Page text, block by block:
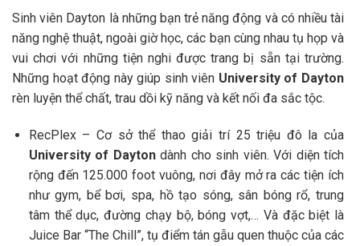
Sinh viên Dayton là những bạn trẻ năng động và có nhiều tài
năng nghệ thuật, ngoài giờ học, các bạn cùng nhau tụ họp và
vui chơi với những tiện nghi được trang bị sẵn tại trường.
Những hoạt động này giúp sinh viên University of Dayton
rèn luyện thể chất, trau dồi kỹ năng và kết nối đa sắc tộc.
RecPlex – Cơ sở thể thao giải trí 25 triệu đô la của
University of Daytondành cho sinh viên. Với diện tích
rộng đến 125.000 foot vuông, nơi đây mở ra các tiện ích
như gym, bể bơi, spa, hồ tạo sóng, sân bóng rổ, trung
tâm thể dục, đường chạy bộ, bóng vợt,… Và đặc biệt là
Juice Bar “The Chill”, tụ điểm tán gẫu quen thuộc của các